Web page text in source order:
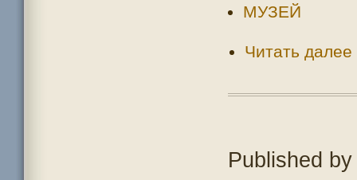
МУЗЕЙ
Читать далее
Published